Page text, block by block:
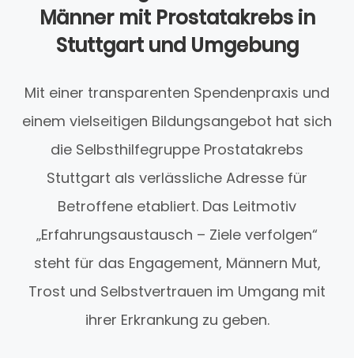
Männer mit Prostatakrebs in
Stuttgart und Umgebung
Mit einer transparenten Spendenpraxis und
einem vielseitigen Bildungsangebot hat sich
die Selbsthilfegruppe Prostatakrebs
Stuttgart als verlässliche Adresse für
Betroffene etabliert. Das Leitmotiv
„Erfahrungsaustausch – Ziele verfolgen“
steht für das Engagement, Männern Mut,
Trost und Selbstvertrauen im Umgang mit
ihrer Erkrankung zu geben.